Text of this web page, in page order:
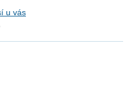
u vás